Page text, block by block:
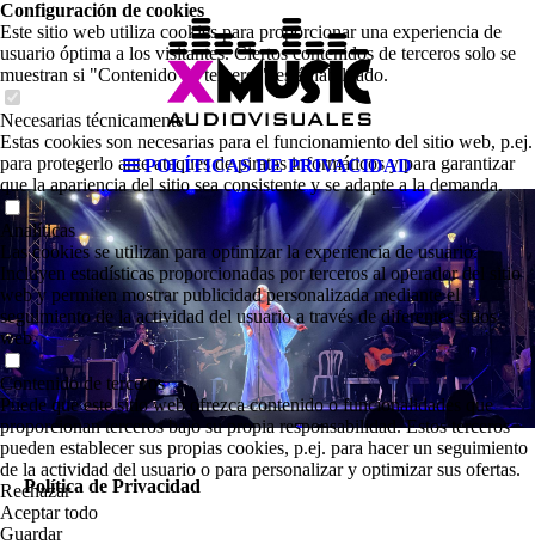
POLÍTICAS DE PRIVACIDAD
Política de Privacidad
Configuración de cookies
Este sitio web utiliza cookies para proporcionar una experiencia de
usuario óptima a los visitantes. Ciertos contenidos de terceros solo se
muestran si "Contenido de terceros" está habilitado.
Necesarias técnicamente
Estas cookies son necesarias para el funcionamiento del sitio web, p.ej.
para protegerlo ante ataques de piratas informáticos y para garantizar
que la apariencia del sitio sea consistente y se adapte a la demanda.
Analíticas
Las cookies se utilizan para optimizar la experiencia de usuario.
Incluyen estadísticas proporcionadas por terceros al operador del sitio
web y permiten mostrar publicidad personalizada mediante el
seguimiento de la actividad del usuario a través de diferentes sitios
web.
Contenido de terceros
Puede que este sitio web ofrezca contenido o funcionalidades que
proporcionan terceros bajo su propia responsabilidad. Estos terceros
pueden establecer sus propias cookies, p.ej. para hacer un seguimiento
de la actividad del usuario o para personalizar y optimizar sus ofertas.
Rechazar
Aceptar todo
Guardar